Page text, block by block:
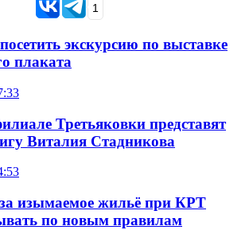
1
экскурсию по выставке
плаката
Третьяковки представят
Виталия Стадникова
изымаемое жильё при КРТ
по новым правилам